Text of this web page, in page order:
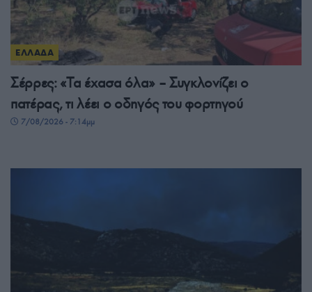
ΕΛΛΑΔΑ
Σέρρες: «Τα έχασα όλα» – Συγκλονίζει ο
πατέρας, τι λέει ο οδηγός του φορτηγού
7/08/2026 - 7:14μμ